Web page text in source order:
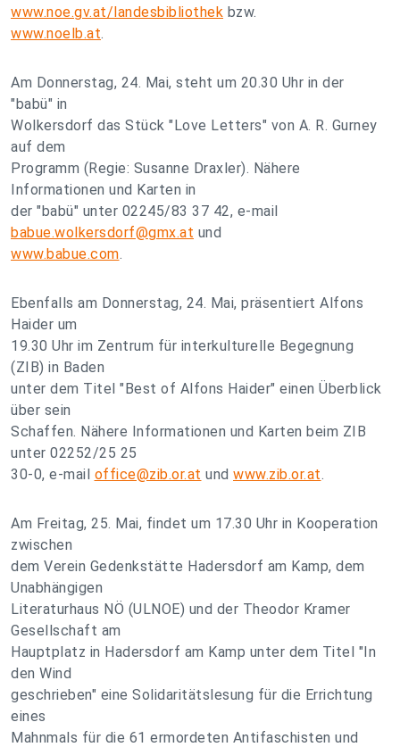
www.noe.gv.at/landesbibliothek bzw.
www.noelb.at.
Am Donnerstag, 24. Mai, steht um 20.30 Uhr in der
"babü" in
Wolkersdorf das Stück "Love Letters" von A. R. Gurney
auf dem
Programm (Regie: Susanne Draxler). Nähere
Informationen und Karten in
der "babü" unter 02245/83 37 42, e-mail
babue.wolkersdorf@gmx.at und
www.babue.com.
Ebenfalls am Donnerstag, 24. Mai, präsentiert Alfons
Haider um
19.30 Uhr im Zentrum für interkulturelle Begegnung
(ZIB) in Baden
unter dem Titel "Best of Alfons Haider" einen Überblick
über sein
Schaffen. Nähere Informationen und Karten beim ZIB
unter 02252/25 25
30-0, e-mail office@zib.or.at und www.zib.or.at.
Am Freitag, 25. Mai, findet um 17.30 Uhr in Kooperation
zwischen
dem Verein Gedenkstätte Hadersdorf am Kamp, dem
Unabhängigen
Literaturhaus NÖ (ULNOE) und der Theodor Kramer
Gesellschaft am
Hauptplatz in Hadersdorf am Kamp unter dem Titel "In
den Wind
geschrieben" eine Solidaritätslesung für die Errichtung
eines
Mahnmals für die 61 ermordeten Antifaschisten und